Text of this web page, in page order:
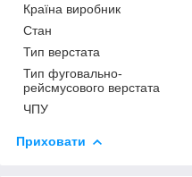
Країна виробник
Стан
Тип верстата
Тип фуговально-
рейсмусового верстата
ЧПУ
Приховати